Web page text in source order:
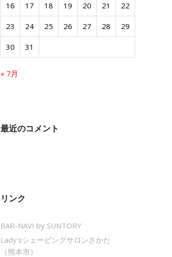
16 17 18 19 20 21 22
23 24 25 26 27 28 29
30 31
« 7月
最近のコメント
リンク
BAR-NAVI by SUNTORY
Lady'sシェービングサロンさかた
（熊本市）